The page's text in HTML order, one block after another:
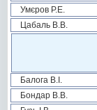
Умєров Р.Е.
Цабаль В.В.
Балога В.І.
Бондар В.В.